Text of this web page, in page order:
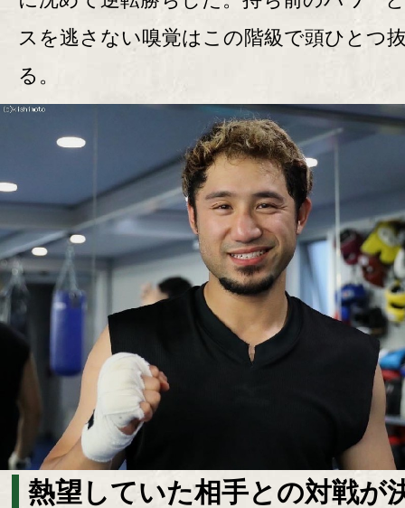
スを逃さない嗅覚はこの階級で頭ひとつ
る。
熱望していた相手との対戦が